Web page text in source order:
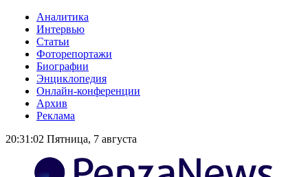
Аналитика
Интервью
Статьи
Фоторепортажи
Биографии
Энциклопедия
Онлайн-конференции
Архив
Реклама
20:31:02 Пятница, 7 августа